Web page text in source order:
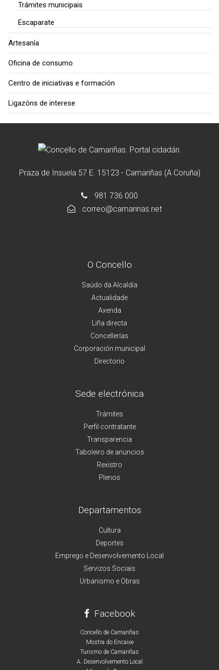
Trámites municipais
Escaparate
Artesanía
Oficina de consumo
Centro de iniciativas e formación
Ligazóns de interese
Praza de Insuela 57 E. 15123 - Camariñas (A Coruña)
981 736 000
correo@camarinas.net
O Concello
Saúdo da Alcaldía
Actualidade
Axenda
Liña directa
Concellerías
Corporación municipal
Directorio
Sede electrónica
Trámites
Perfil contratante
Transparencia
Taboleiro de anuncios
Rexistro
Plenos
Departamentos
Cultura
Deportes
Emprego e Desenvolvemento Local
Servizos Sociais
Urbanismo e Obras
Facebook
Concello de Camariñas
Mostra do Encaixe
Turismo de Camariñas
A. Desenvolvemento Local